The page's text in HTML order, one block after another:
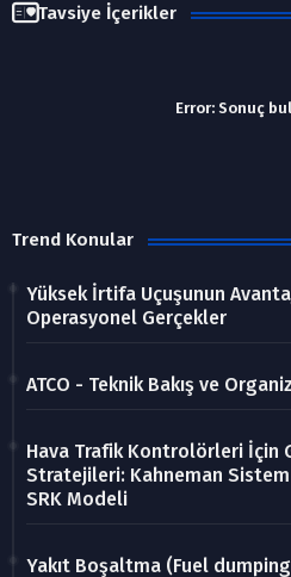
Tavsiye İçerikler
Error: Sonuç
Trend Konular
Yüksek İrtifa Uçuşunun
Operasyonel Gerçekler
ATCO - Teknik Bakış ve
Hava Trafik Kontrolörleri İçin
Stratejileri: Kahneman Sistem
SRK Modeli
Yakıt Boşaltma (Fuel